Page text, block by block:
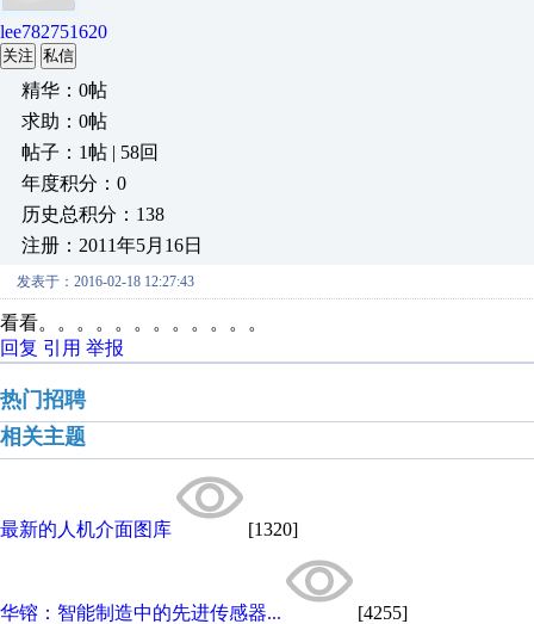
lee782751620
关注 私信
精华：0帖
求助：0帖
帖子：1帖 | 58回
年度积分：0
历史总积分：138
注册：2011年5月16日
发表于：2016-02-18 12:27:43
看看。。。。。。。。。。。。
回复 引用 举报
热门招聘
相关主题
最新的人机介面图库 [1320]
华镕：智能制造中的先进传感器... [4255]